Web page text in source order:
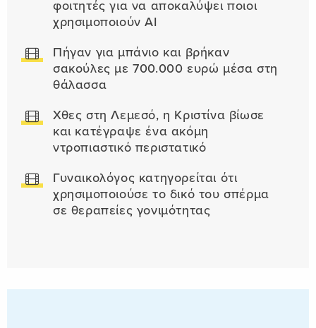
φοιτητές για να αποκαλύψει ποιοι
χρησιμοποιούν AI
Πήγαν για μπάνιο και βρήκαν
σακούλες με 700.000 ευρώ μέσα στη
θάλασσα
Χθες στη Λεμεσό, η Κριστίνα βίωσε
και κατέγραψε ένα ακόμη
ντροπιαστικό περιστατικό
Γυναικολόγος κατηγορείται ότι
χρησιμοποιούσε το δικό του σπέρμα
σε θεραπείες γονιμότητας